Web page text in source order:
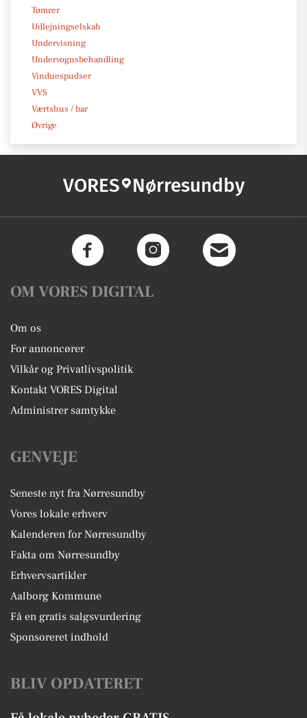
Tømrer
Udlejningselskab
Undervisning
Undervognsbehandling
Vinduespudser
VVS
Værtshus / bar
Øvrige
VORES Nørresundby
OM VORES DIGITAL
Om os
For annoncører
Vilkår og Privatlivspolitik
Kontakt VORES Digital
Administrer samtykke
GENVEJE
Seneste nyt fra Nørresundby
Vores lokale erhverv
Kalenderen for Nørresundby
Fakta om Nørresundby
Erhvervsartikler
Aalborg Kommune
Få en gratis salgsvurdering
Sponsoreret indhold
BLIV OPDATERET